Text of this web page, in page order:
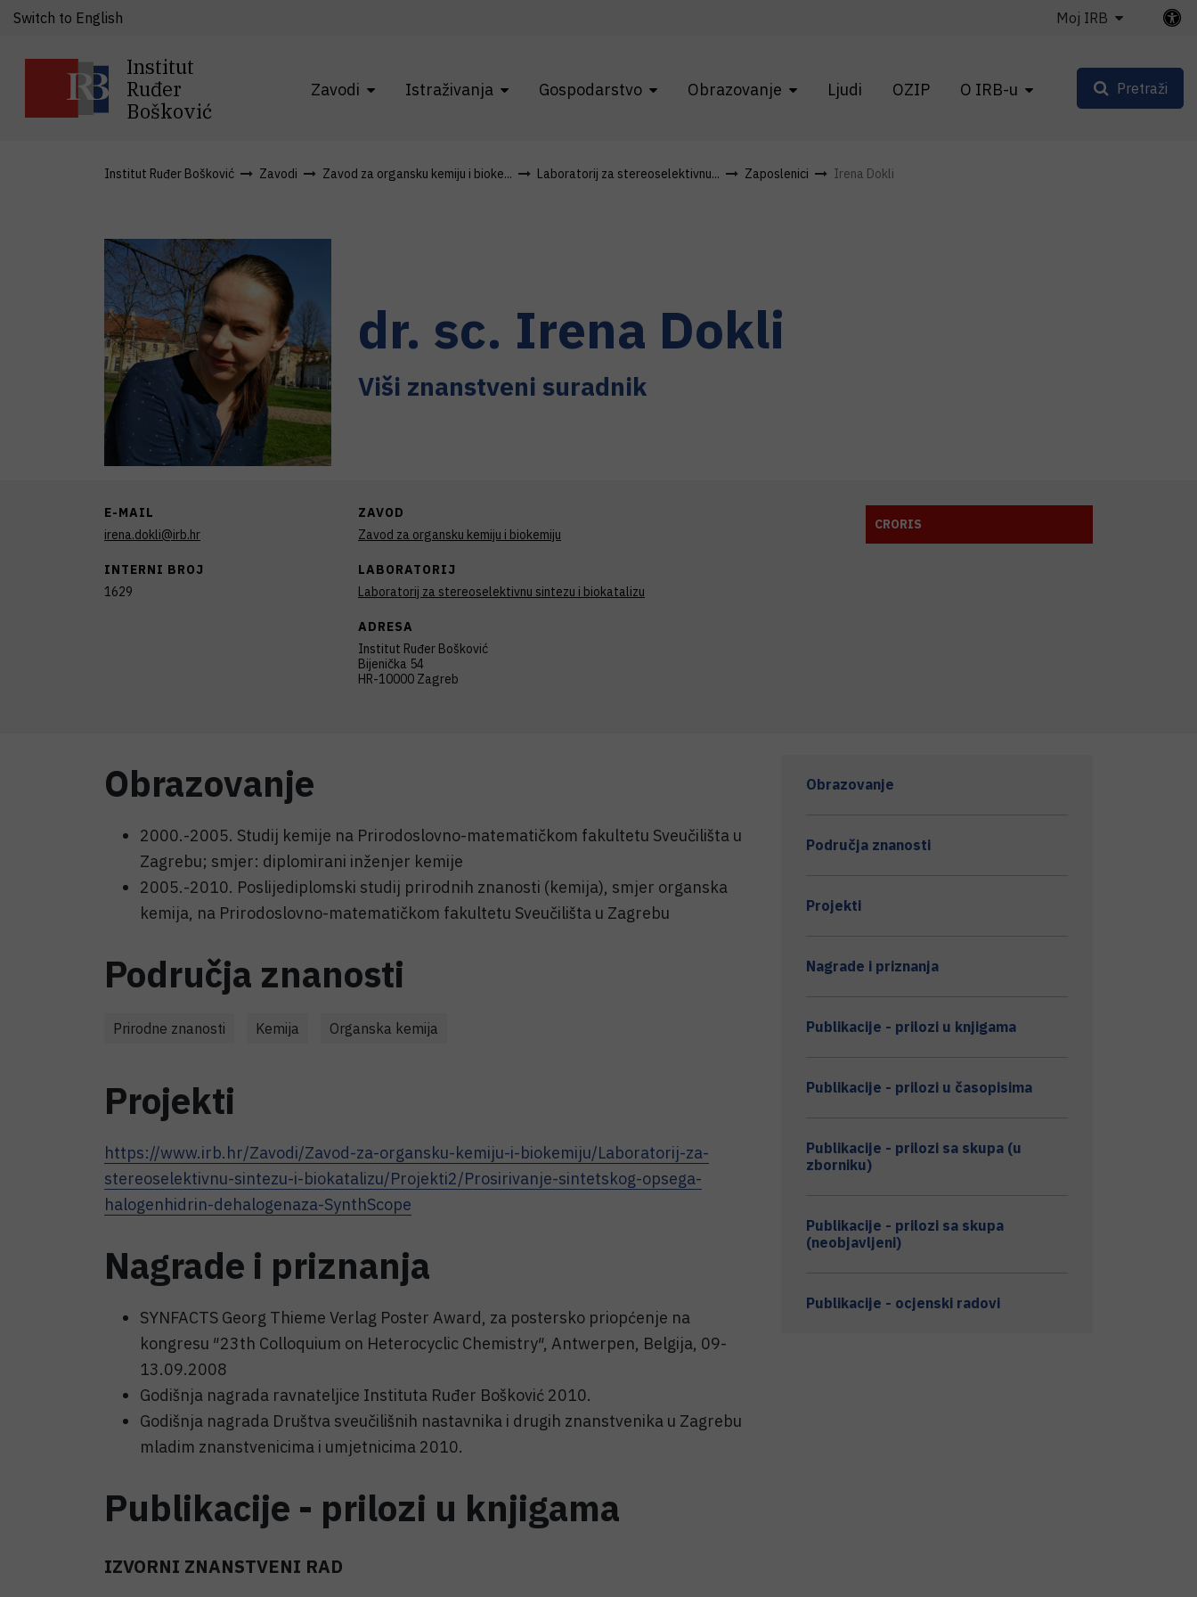
Institut
Ruđer
Bošković
Zavodi Istraživanja Gospodarstvo Obrazovanje Ljudi OZIP O IRB-u
Switch to English Moj IRB
Pretraži
Institut Ruđer Bošković Zavodi Zavod za organsku kemiju i bioke... Laboratorij za stereoselektivnu... Zaposlenici Irena Dokli
dr. sc. Irena Dokli
Viši znanstveni suradnik
E-MAIL
irena.dokli@irb.hr
INTERNI BROJ
1629
ZAVOD
Zavod za organsku kemiju i biokemiju
LABORATORIJ
Laboratorij za stereoselektivnu sintezu i biokatalizu
ADRESA
Institut Ruđer Bošković
Bijenička 54
HR-10000 Zagreb
CRORIS
Obrazovanje
2000.-2005. Studij kemije na Prirodoslovno-matematičkom fakultetu Sveučilišta u
Zagrebu; smjer: diplomirani inženjer kemije
2005.-2010. Poslijediplomski studij prirodnih znanosti (kemija), smjer organska
kemija, na Prirodoslovno-matematičkom fakultetu Sveučilišta u Zagrebu
Područja znanosti
Prirodne znanosti Kemija Organska kemija
Projekti
https://www.irb.hr/Zavodi/Zavod-za-organsku-kemiju-i-biokemiju/Laboratorij-za-
stereoselektivnu-sintezu-i-biokatalizu/Projekti2/Prosirivanje-sintetskog-opsega-
halogenhidrin-dehalogenaza-SynthScope
Nagrade i priznanja
SYNFACTS Georg Thieme Verlag Poster Award, za postersko priopćenje na
kongresu ″23th Colloquium on Heterocyclic Chemistry″, Antwerpen, Belgija, 09-
13.09.2008
Godišnja nagrada ravnateljice Instituta Ruđer Bošković 2010.
Godišnja nagrada Društva sveučilišnih nastavnika i drugih znanstvenika u Zagrebu
mladim znanstvenicima i umjetnicima 2010.
Publikacije - prilozi u knjigama
IZVORNI ZNANSTVENI RAD
Obrazovanje
Područja znanosti
Projekti
Nagrade i priznanja
Publikacije - prilozi u knjigama
Publikacije - prilozi u časopisima
Publikacije - prilozi sa skupa (u
zborniku)
Publikacije - prilozi sa skupa
(neobjavljeni)
Publikacije - ocjenski radovi